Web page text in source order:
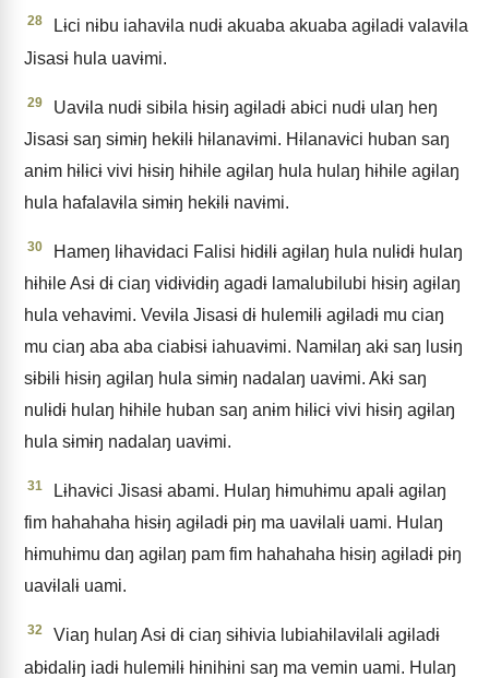
28
Lɨci nɨbu iahavɨla nudɨ akuaba akuaba agɨladɨ valavɨla
Jisasɨ hula uavɨmi.
29
Uavɨla nudɨ sibɨla hɨsɨŋ agɨladɨ abɨci nudɨ ulaŋ heŋ
Jisasɨ saŋ sɨmɨŋ hekɨlɨ hɨlanavɨmi. Hɨlanavɨci huban saŋ
anɨm hɨlɨcɨ vivi hɨsɨŋ hɨhɨle agɨlaŋ hula hulaŋ hɨhɨle agɨlaŋ
hula hafalavɨla sɨmɨŋ hekɨlɨ navɨmi.
30
Hameŋ lɨhavɨdaci Falisi hɨdɨlɨ agɨlaŋ hula nulɨdɨ hulaŋ
hɨhɨle Asɨ dɨ ciaŋ vɨdɨvɨdɨŋ agadɨ lamalubilubi hɨsɨŋ agɨlaŋ
hula vehavɨmi. Vevɨla Jisasɨ dɨ hulemɨlɨ agɨladɨ mu ciaŋ
mu ciaŋ aba aba ciabɨsɨ iahuavɨmi. Namɨlaŋ akɨ saŋ lusɨŋ
sɨbɨlɨ hɨsɨŋ agɨlaŋ hula sɨmɨŋ nadalaŋ uavɨmi. Akɨ saŋ
nulɨdɨ hulaŋ hɨhɨle huban saŋ anɨm hɨlɨcɨ vivi hɨsɨŋ agɨlaŋ
hula sɨmɨŋ nadalaŋ uavɨmi.
31
Lɨhavɨci Jisasɨ abami. Hulaŋ hɨmuhɨmu apalɨ agɨlaŋ
fim hahahaha hɨsɨŋ agɨladɨ pɨŋ ma uavɨlalɨ uami. Hulaŋ
hɨmuhɨmu daŋ agɨlaŋ pam fim hahahaha hɨsɨŋ agɨladɨ pɨŋ
uavɨlalɨ uami.
32
Viaŋ hulaŋ Asɨ dɨ ciaŋ sɨhɨvia lubiahɨlavɨlalɨ agɨladɨ
abɨdalɨŋ iadɨ hulemɨlɨ hɨnihɨni saŋ ma vemin uami. Hulaŋ